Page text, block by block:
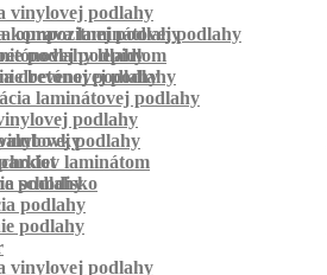
vinylovej podlahy
kompozitnej podlahy
oprava laminátovej podlahy
podlahy
podlahy lepidlom
betónovej podlahy
drevenej podlahy
laminátovej podlahy
podlahy
podlahy
laminátom
schodisko
podlahy
podlahy
podlahy
vinylovej podlahy